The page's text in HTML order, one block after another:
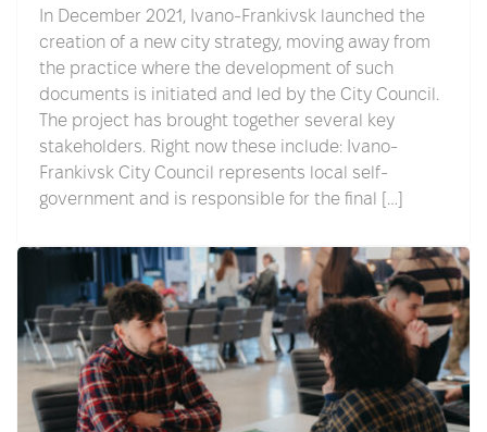
In December 2021, Ivano-Frankivsk launched the
creation of a new city strategy, moving away from
the practice where the development of such
documents is initiated and led by the City Council.
The project has brought together several key
stakeholders. Right now these include: Ivano-
Frankivsk City Council represents local self-
government and is responsible for the final […]